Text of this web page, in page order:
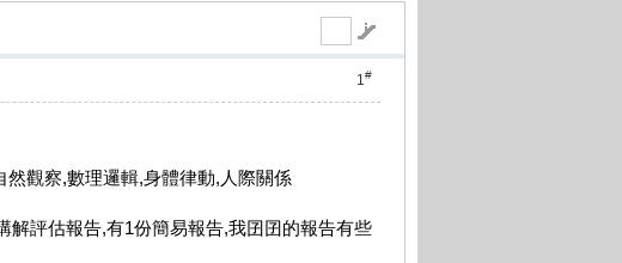
1#
觀察,數理邏輯,身體律動,人際關係
解評估報告,有1份簡易報告,我囝囝的報告有些